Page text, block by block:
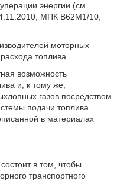
энергии (см.
МПК B62M1/10,
моторных
топлива.
возможность
и, к тому же,
газов посредством
подачи топлива
в материалах
в том, чтобы
транспортного